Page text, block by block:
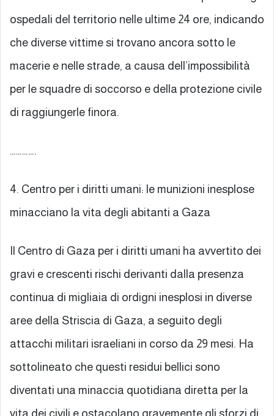
ospedali del territorio nelle ultime 24 ore, indicando
che diverse vittime si trovano ancora sotto le
macerie e nelle strade, a causa dell’impossibilità
per le squadre di soccorso e della protezione civile
di raggiungerle finora.
………….
4. Centro per i diritti umani: le munizioni inesplose
minacciano la vita degli abitanti a Gaza
Il Centro di Gaza per i diritti umani ha avvertito dei
gravi e crescenti rischi derivanti dalla presenza
continua di migliaia di ordigni inesplosi in diverse
aree della Striscia di Gaza, a seguito degli
attacchi militari israeliani in corso da 29 mesi. Ha
sottolineato che questi residui bellici sono
diventati una minaccia quotidiana diretta per la
vita dei civili e ostacolano gravemente gli sforzi di